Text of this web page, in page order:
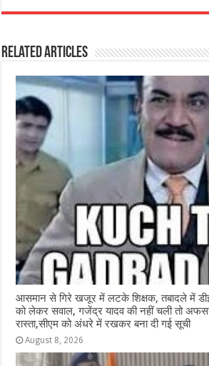
c
e
b
o
o
k
at
s
A
p
ss
n
g
e
itt
r
e
ra
m
ar
Related Articles
आसमान से गिरे खजूर में लटके शिक्षक, तबादले में
को लेकर सवाल, गजेंद्र यादव की नहीं चली तो
रास्ता,सीएम को अंधरे में रखकर बना दी गई सूची
August 8, 2026